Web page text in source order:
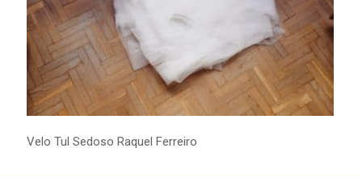
Velo Tul Sedoso Raquel Ferreiro